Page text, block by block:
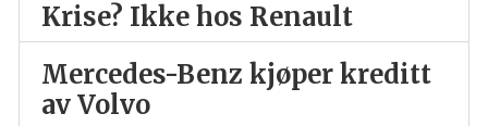
Krise? Ikke hos Renault
Mercedes-Benz kjøper kreditt
av Volvo